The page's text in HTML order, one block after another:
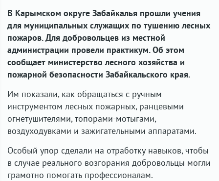
В Карымском округе Забайкалья прошли учения
для муниципальных служащих по тушению лесных
пожаров. Для добровольцев из местной
администрации провели практикум. Об этом
сообщает министерство лесного хозяйства и
пожарной безопасности Забайкальского края.
Им показали, как обращаться с ручным
инструментом лесных пожарных, ранцевыми
огнетушителями, топорами-мотыгами,
воздуходувками и зажигательными аппаратами.
Особый упор сделали на отработку навыков, чтобы
в случае реального возгорания добровольцы могли
грамотно помогать профессионалам.